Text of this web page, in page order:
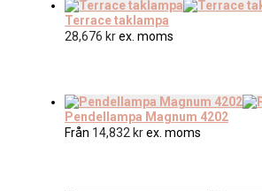
Terrace taklampa
28,676 krex. moms
Pendellampa Magnum 4202
Från 14,832 krex. moms